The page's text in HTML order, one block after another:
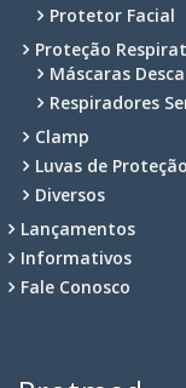
Protetor Facial
Proteção
Máscaras
Respiradores
Clamp
Luvas de Proteção
Diversos
Lançamentos
Informativos
Fale Conosco